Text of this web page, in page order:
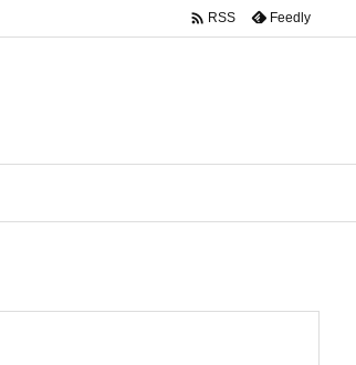
 RSS Feedly